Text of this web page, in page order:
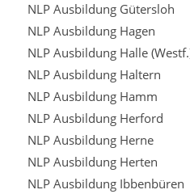
NLP Ausbildung Gütersloh
NLP Ausbildung Hagen
NLP Ausbildung Halle
NLP Ausbildung Haltern
NLP Ausbildung Hamm
NLP Ausbildung Herford
NLP Ausbildung Herne
NLP Ausbildung Herten
NLP Ausbildung Ibbenbüren